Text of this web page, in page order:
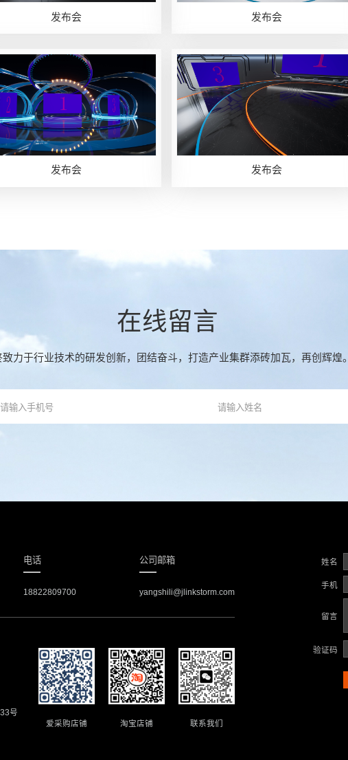
发布会 发布会
发布会 发布会
在线留言
致力于行业技术的研发创新，团结奋斗，打造产业集群添砖加瓦，再创辉煌。
电话
18822809700
公司邮箱
yangshili@jlinkstorm.com
号
爱采购店铺 淘宝店铺 联系我们
姓名
手机
留言
验证码